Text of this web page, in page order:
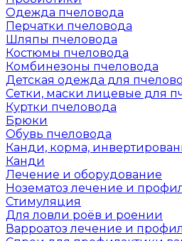
Одежда пчеловода
Перчатки пчеловода
Шляпы пчеловода
Костюмы пчеловода
Комбинезоны пчеловода
Детская одежда для
Сетки, маски лицевые для
Куртки пчеловода
Брюки
Обувь пчеловода
Канди, корма,
Канди
Лечение и оборудование
Нозематоз лечение и
Стимуляция
Для ловли роёв и роении
Варроатоз лечение и